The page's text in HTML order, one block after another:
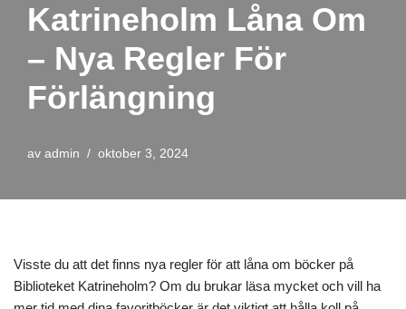
Katrineholm Låna Om
– Nya Regler För
Förlängning
av admin oktober 3, 2024
Visste du att det finns nya regler för att låna om böcker på
Biblioteket Katrineholm? Om du brukar läsa mycket och vill ha